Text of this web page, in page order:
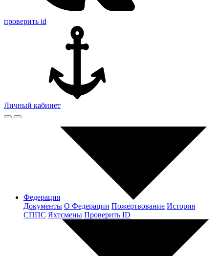
проверить id
Личный кабинет
Федерация
Документы О Федерации Пожертвование История
СППС Яхтсмены Проверить ID